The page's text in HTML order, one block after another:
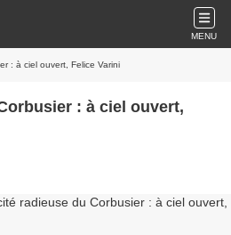
MENU
: à ciel ouvert, Felice Varini
: à ciel ouvert,